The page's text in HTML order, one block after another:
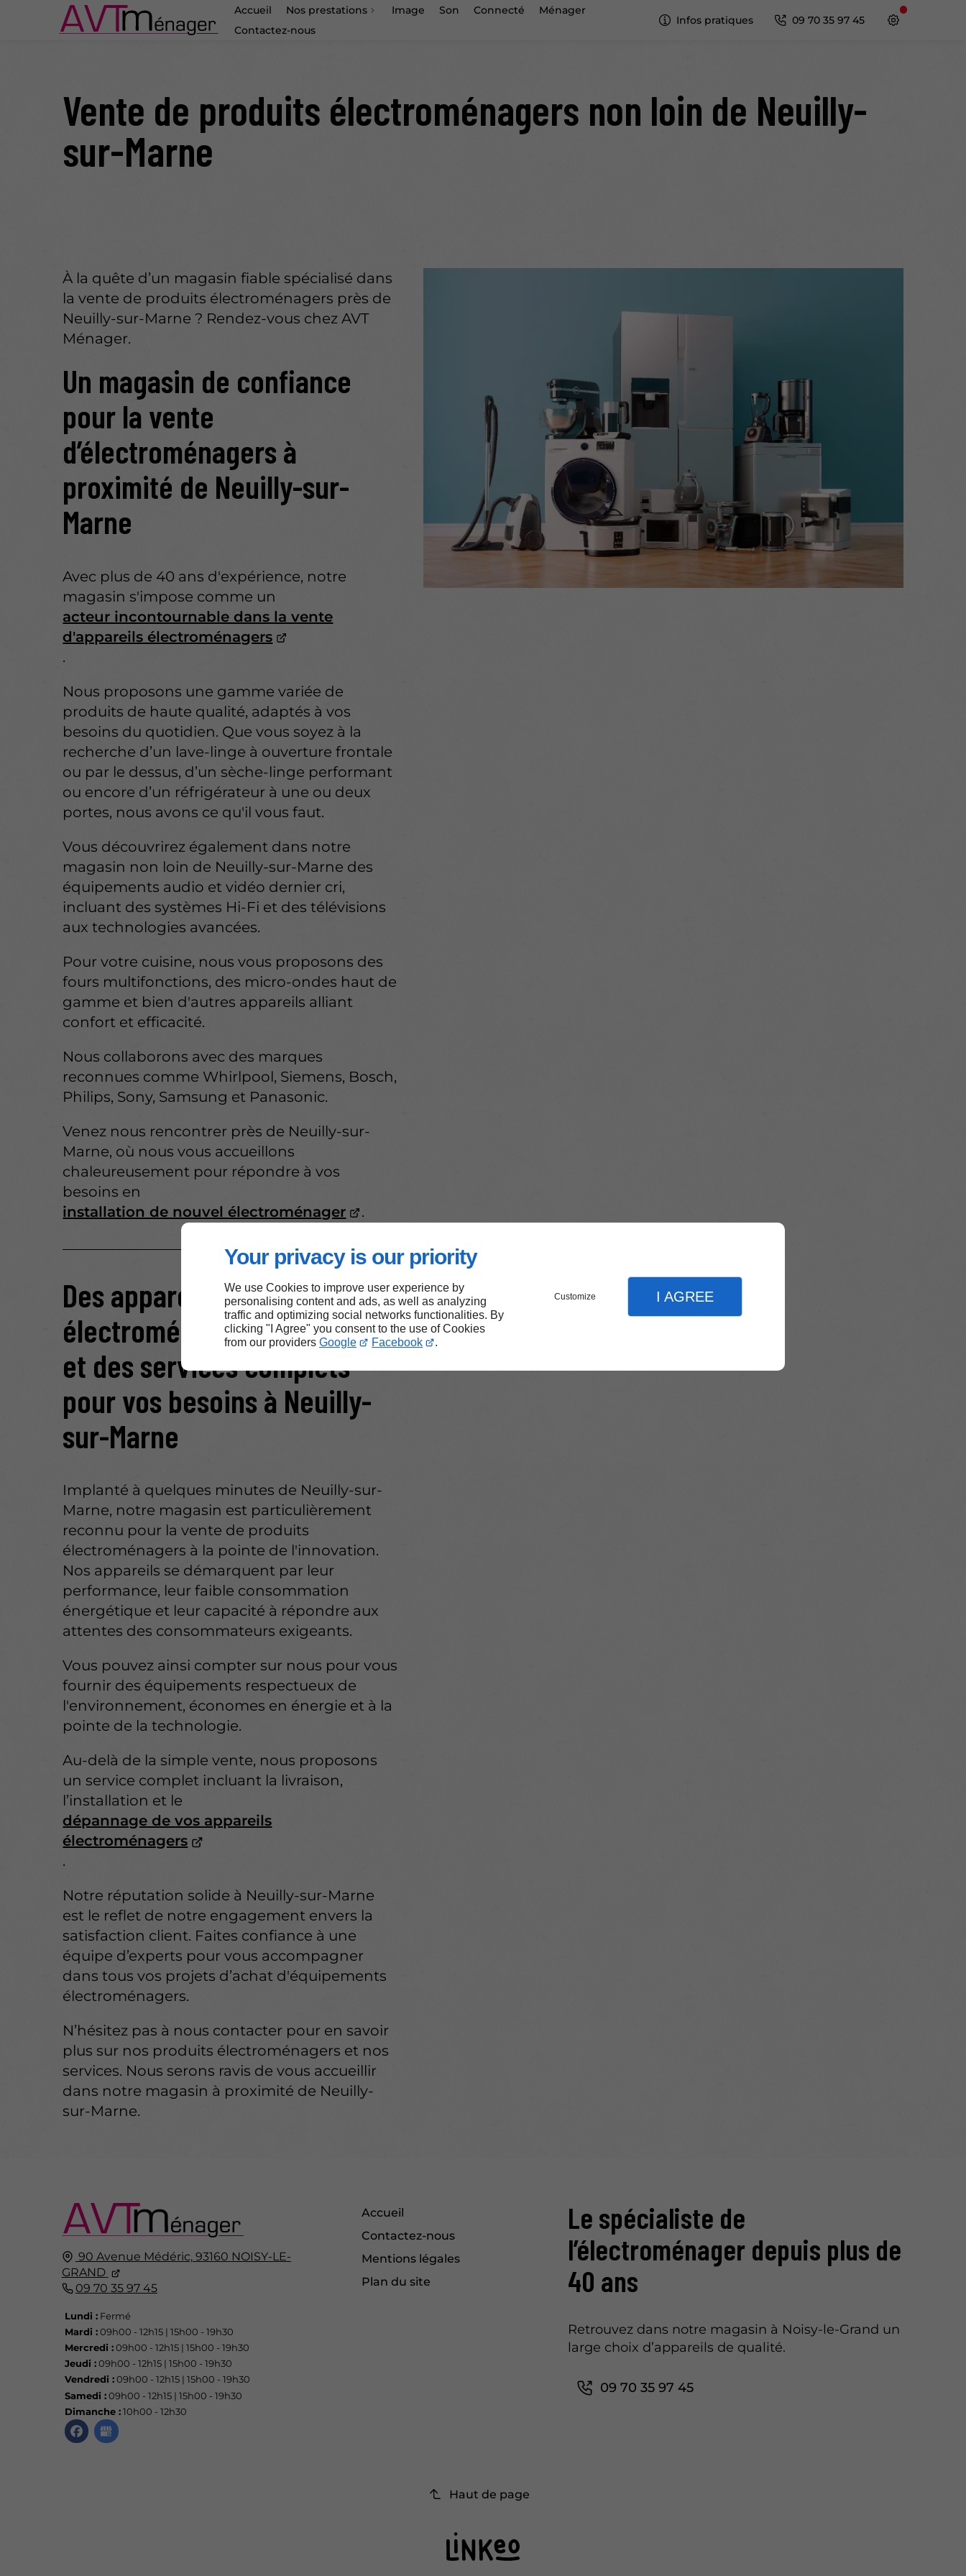
Your privacy is our priority
We use Cookies to improve user experience by
personalising content and ads, as well as analyzing
traffic and optimizing social networks functionalities. By
clicking "I Agree" you consent to the use of Cookies
from our providers Google Facebook .
Customize I AGREE
Accueil Nos prestations Image Son Connecté
Ménager
Contactez-nous
Infos pratiques 09 70 35 97 45
Vente de produits électroménagers non loin de Neuilly-
sur-Marne
À la quête d’un magasin fiable spécialisé dans
la vente de produits électroménagers près de
Neuilly-sur-Marne ? Rendez-vous chez AVT
Ménager.
Un magasin de confiance
pour la vente
d’électroménagers à
proximité de Neuilly-sur-
Marne
Avec plus de 40 ans d'expérience, notre
magasin s'impose comme un
acteur incontournable dans la vente
d'appareils électroménagers
.
Nous proposons une gamme variée de
produits de haute qualité, adaptés à vos
besoins du quotidien. Que vous soyez à la
recherche d’un lave-linge à ouverture frontale
ou par le dessus, d’un sèche-linge performant
ou encore d’un réfrigérateur à une ou deux
portes, nous avons ce qu'il vous faut.
Vous découvrirez également dans notre
magasin non loin de Neuilly-sur-Marne des
équipements audio et vidéo dernier cri,
incluant des systèmes Hi-Fi et des télévisions
aux technologies avancées.
Pour votre cuisine, nous vous proposons des
fours multifonctions, des micro-ondes haut de
gamme et bien d'autres appareils alliant
confort et efficacité.
Nous collaborons avec des marques
reconnues comme Whirlpool, Siemens, Bosch,
Philips, Sony, Samsung et Panasonic.
Venez nous rencontrer près de Neuilly-sur-
Marne, où nous vous accueillons
chaleureusement pour répondre à vos
besoins en
installation de nouvel électroménager
.
Des appareils
électroménagers innovants
et des services complets
pour vos besoins à Neuilly-
sur-Marne
Implanté à quelques minutes de Neuilly-sur-
Marne, notre magasin est particulièrement
reconnu pour la vente de produits
électroménagers à la pointe de l'innovation.
Nos appareils se démarquent par leur
performance, leur faible consommation
énergétique et leur capacité à répondre aux
attentes des consommateurs exigeants.
Vous pouvez ainsi compter sur nous pour vous
fournir des équipements respectueux de
l'environnement, économes en énergie et à la
pointe de la technologie.
Au-delà de la simple vente, nous proposons
un service complet incluant la livraison,
l’installation et le
dépannage de vos appareils
électroménagers
.
Notre réputation solide à Neuilly-sur-Marne
est le reflet de notre engagement envers la
satisfaction client. Faites confiance à une
équipe d’experts pour vous accompagner
dans tous vos projets d’achat d'équipements
électroménagers.
N’hésitez pas à nous contacter pour en savoir
plus sur nos produits électroménagers et nos
services. Nous serons ravis de vous accueillir
dans notre magasin à proximité de Neuilly-
sur-Marne.
90 Avenue Médéric, 93160 NOISY-LE-
GRAND
09 70 35 97 45
Lundi :Fermé
Mardi :09h00 - 12h15 | 15h00 - 19h30
Mercredi :09h00 - 12h15 | 15h00 - 19h30
Jeudi :09h00 - 12h15 | 15h00 - 19h30
Vendredi :09h00 - 12h15 | 15h00 - 19h30
Samedi :09h00 - 12h15 | 15h00 - 19h30
Dimanche :10h00 - 12h30
Accueil
Contactez-nous
Mentions légales
Plan du site
Le spécialiste de
l’électroménager depuis plus de
40 ans
Retrouvez dans notre magasin à Noisy-le-Grand un
large choix d’appareils de qualité.
09 70 35 97 45
Haut de page